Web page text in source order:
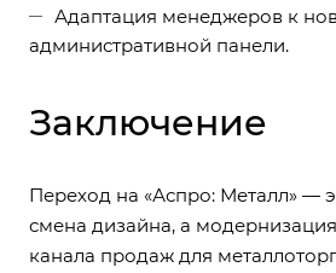
Адаптация менеджеров к
административной панели.
Заключение
Переход на «Аспро: Металл» —
смена дизайна, а
канала продаж для